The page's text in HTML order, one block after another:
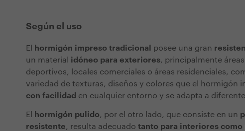
Según el uso
El hormigón impreso tradicional posee una gran
un material idóneo para exteriores, principalmente
deportivos, locales comerciales o áreas residenciales,
variedad de texturas, diseños y colores que el hormigón
con facilidad en cualquier entorno y se adapta a
El hormigón pulido, por el otro lado, que consiste en un
resistente, resulta adecuado tanto para interiores como